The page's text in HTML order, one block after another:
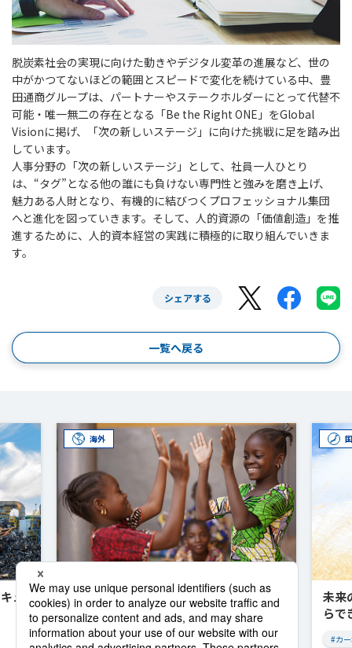
脱炭素社会の実現に向けた動きやデジタル変革の進展など、世の
中がかつてないほどの範囲とスピードで変化を続けている中、豊
田通商グループは、パートナーやステークホルダーにとって代替不
可能・唯一無二の存在となる「Be the Right ONE」をGlobal
Visionに掲げ、「次の新しいステージ」に向けた挑戦に足を踏み出
しています。
人事分野の「次の新しいステージ」として、社員一人ひとり
は、“タグ”となる他の誰にも負けない専門性と強みを磨き上げ、
魅力ある人財となり、有機的に結びつくプロフェッショナル集団
へと進化を図っていきます。そして、人的資源の「価値創造」を推
進するために、人的資本経営の実践に積極的に取り組んでいきま
す。
シェアする
一覧へ戻る
ュ
海外
アフリカと共に歩み、共に未来を創る
豊田通商の挑戦
#アフリカ
未来
らで
#カ